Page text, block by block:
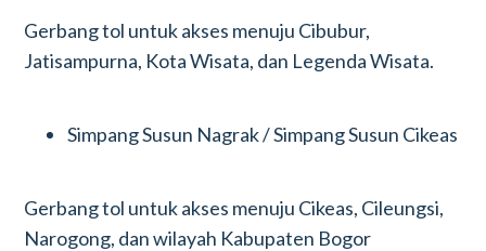
Gerbang tol untuk akses menuju Cibubur,
Jatisampurna, Kota Wisata, dan Legenda Wisata.
Simpang Susun Nagrak / Simpang Susun Cikeas
Gerbang tol untuk akses menuju Cikeas, Cileungsi,
Narogong, dan wilayah Kabupaten Bogor